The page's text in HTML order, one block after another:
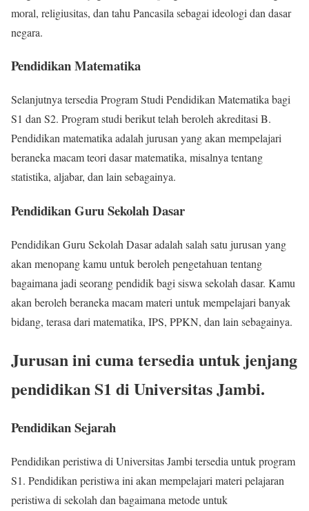
moral, religiusitas, dan tahu Pancasila sebagai ideologi dan dasar
negara.
Pendidikan Matematika
Selanjutnya tersedia Program Studi Pendidikan Matematika bagi
S1 dan S2. Program studi berikut telah beroleh akreditasi B.
Pendidikan matematika adalah jurusan yang akan mempelajari
beraneka macam teori dasar matematika, misalnya tentang
statistika, aljabar, dan lain sebagainya.
Pendidikan Guru Sekolah Dasar
Pendidikan Guru Sekolah Dasar adalah salah satu jurusan yang
akan menopang kamu untuk beroleh pengetahuan tentang
bagaimana jadi seorang pendidik bagi siswa sekolah dasar. Kamu
akan beroleh beraneka macam materi untuk mempelajari banyak
bidang, terasa dari matematika, IPS, PPKN, dan lain sebagainya.
Jurusan ini cuma tersedia untuk jenjang
pendidikan S1 di Universitas Jambi.
Pendidikan Sejarah
Pendidikan peristiwa di Universitas Jambi tersedia untuk program
S1. Pendidikan peristiwa ini akan mempelajari materi pelajaran
peristiwa di sekolah dan bagaimana metode untuk